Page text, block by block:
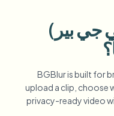
جي بير)
BGBlur is built for
upload a clip, choose
privacy-ready video